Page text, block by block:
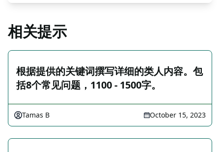
相关提示
根据提供的关键词撰写详细的类人内容。包
括8个常见问题，1100 - 1500字。
Tamas B October 15, 2023